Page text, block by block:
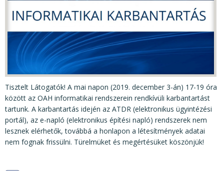
JOGI SZABÁLYOZÁS, ÚTMUTATÓK
KIADVÁNYOK, JELENTÉSEK
NYOMTATVÁNYOK, SZOFTVEREK
Tisztelt Látogatók! A mai napon (2019. december 3-án) 17-19 óra
között az OAH informatikai rendszerein rendkívüli karbantartást
tartunk. A karbantartás idején az ATDR (elektronikus ügyintézési
portál), az e-napló (elektronikus építési napló) rendszerek nem
lesznek elérhetők, továbbá a honlapon a létesítmények adatai
nem fognak frissülni. Türelmüket és megértésüket köszönjük!